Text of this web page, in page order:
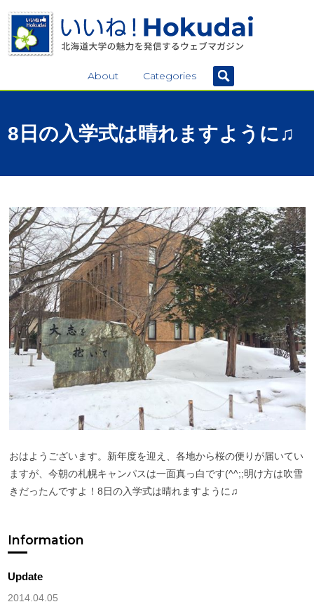
About Categories
8 日の入学式は晴れますように♫
おはようございます。新年度を迎え、各地から桜の便りが届いてい
ますが、今朝の札幌キャンパスは一面真っ白です(^^;;明け方は吹雪
きだったんですよ！8日の入学式は晴れますように♫
Information
Update
2014.04.05